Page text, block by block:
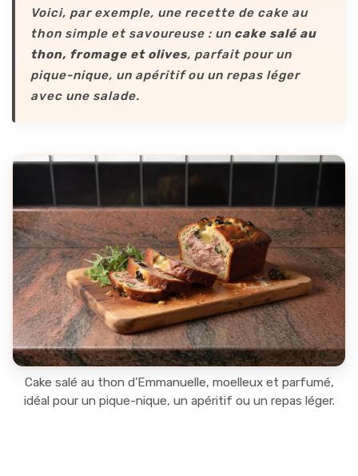
Voici, par exemple, une recette de cake au
thon simple et savoureuse : un cake salé au
thon, fromage et olives, parfait pour un
pique-nique, un apéritif ou un repas léger
avec une salade.
Cake salé au thon d’Emmanuelle, moelleux et parfumé,
idéal pour un pique-nique, un apéritif ou un repas léger.